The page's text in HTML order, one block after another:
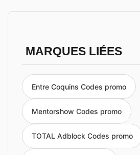
MARQUES LIÉES
Entre Coquins Codes promo
Mentorshow Codes promo
TOTAL Adblock Codes promo